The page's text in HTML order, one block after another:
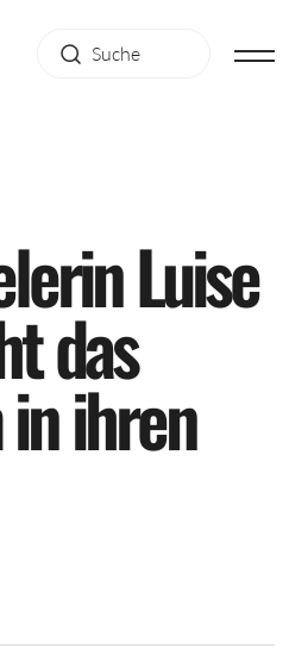
lerinLuise
tdas
inihren